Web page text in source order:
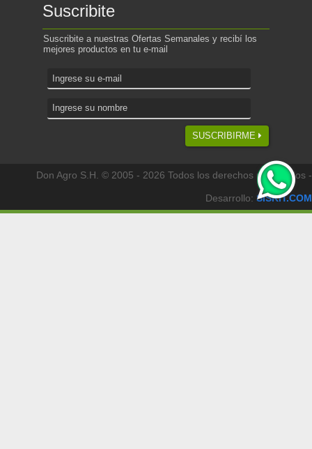
Suscribite
Suscribite a nuestras Ofertas Semanales y recibí los
mejores productos en tu e-mail
SUSCRIBIRME
Don Agro S.H. © 2005 - 2026 Todos los derechos reservados -
Desarrollo: SISKIT.COM